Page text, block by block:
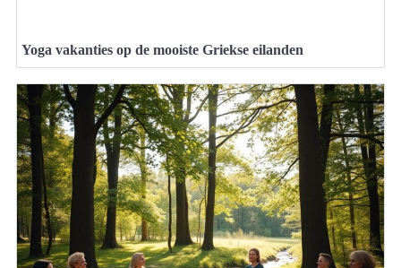
Yoga vakanties op de mooiste Griekse eilanden